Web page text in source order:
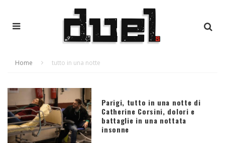
Home tutto in una notte
Parigi, tutto in una notte di
Catherine Corsini, dolori e
battaglie in una nottata
insonne